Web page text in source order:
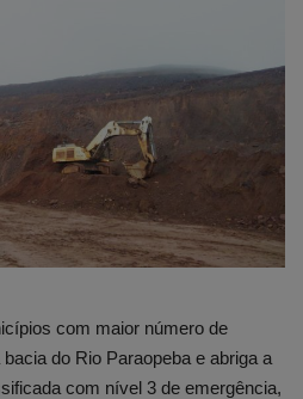
com maior número de
do Rio Paraopeba e abriga a
com nível 3 de emergência,